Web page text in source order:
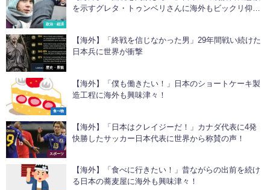
政治・経済
を示すグレタ・トゥンベリさんに海外もビックリ仰
歴史・景観
【海外】「終戦を信じなかった男」29年間戦い続けた
日本兵に世界が衝撃
食べ物
【海外】「僕も働きたい！」日本のショートケーキ製
造工程に海外も興味津々！
スポーツ
【海外】「日本はクレイジーだ！」カナダ代表に4発
快勝したサッカー日本代表に世界から称賛の声！
【海外】「食べに行きたい！」昔ながらの出前を続け
る日本の蕎麦屋に海外も興味津々！